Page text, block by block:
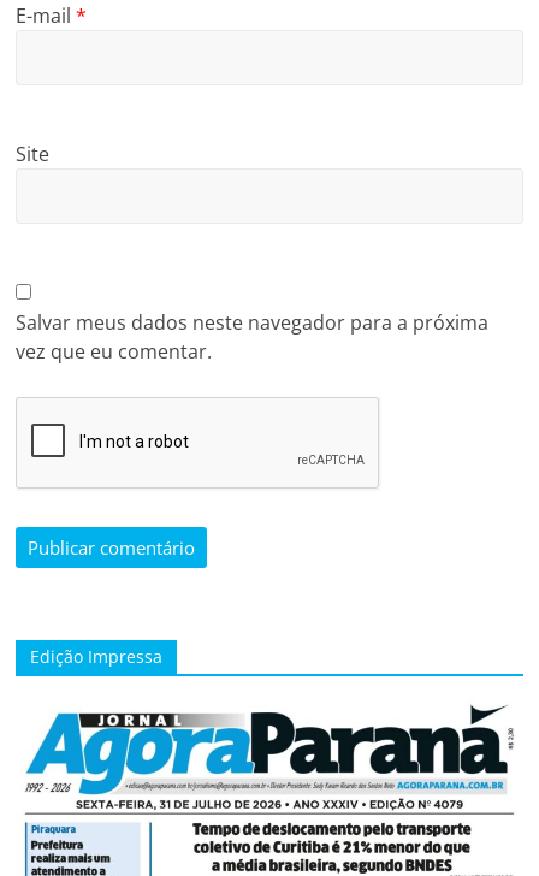
E-mail*
Site
Salvar meus dados neste navegador para a próxima
vez que eu comentar.
Edição Impressa